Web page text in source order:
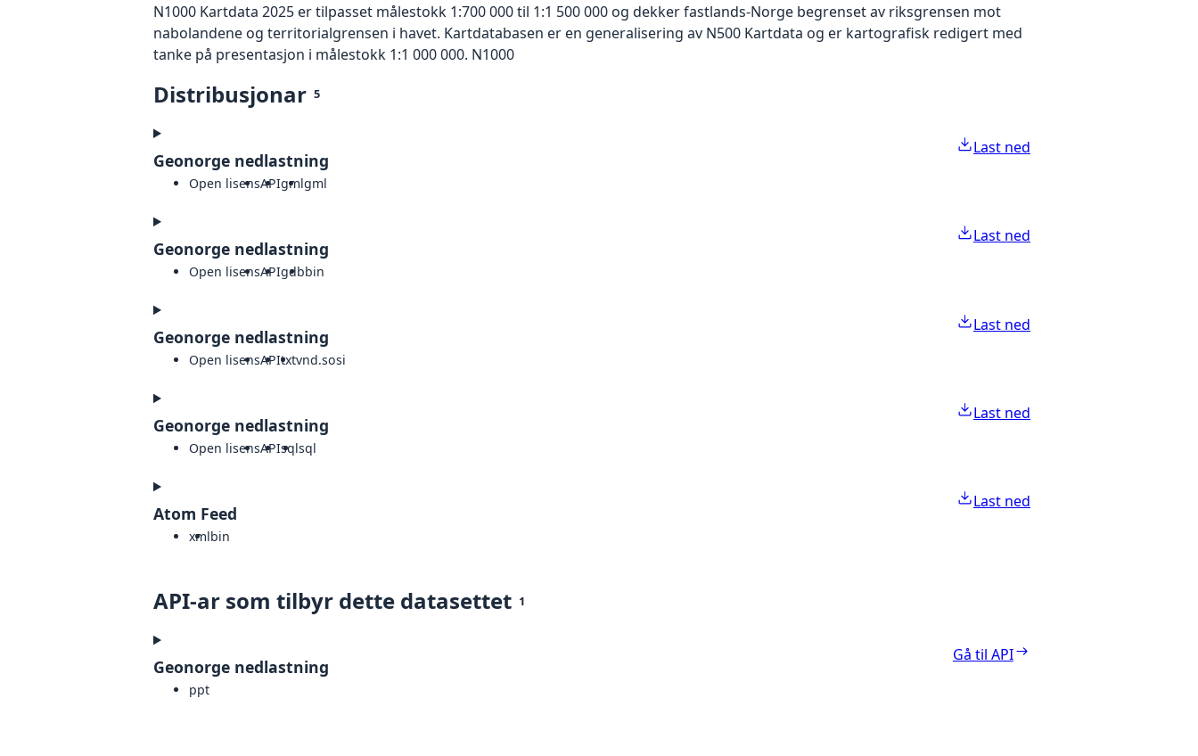
N1000 Kartdata 2025 er tilpasset målestokk 1:700 000 til 1:1 500 000 og dekker fastlands-Norge begrenset av riksgrensen mot
nabolandene og territorialgrensen i havet. Kartdatabasen er en generalisering av N500 Kartdata og er kartografisk redigert med
tanke på presentasjon i målestokk 1:1 000 000. N1000
Distribusjonar 5
Geonorge nedlastning
Open lisensAPIgmlgml
Last ned
Geonorge nedlastning
Open lisensAPIgdbbin
Last ned
Geonorge nedlastning
Open lisensAPItxtvnd.sosi
Last ned
Geonorge nedlastning
Open lisensAPIsqlsql
Last ned
Atom Feed
xmlbin
Last ned
API-ar som tilbyr dette datasettet 1
Geonorge nedlastning
ppt
Gå til API